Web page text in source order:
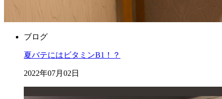
ブログ
夏バテにはビタミンB1！？
2022年07月02日